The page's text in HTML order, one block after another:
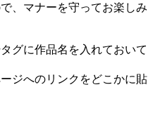
、マナーを守ってお楽しみ
グに作品名を入れておいて
ジへのリンクをどこかに貼